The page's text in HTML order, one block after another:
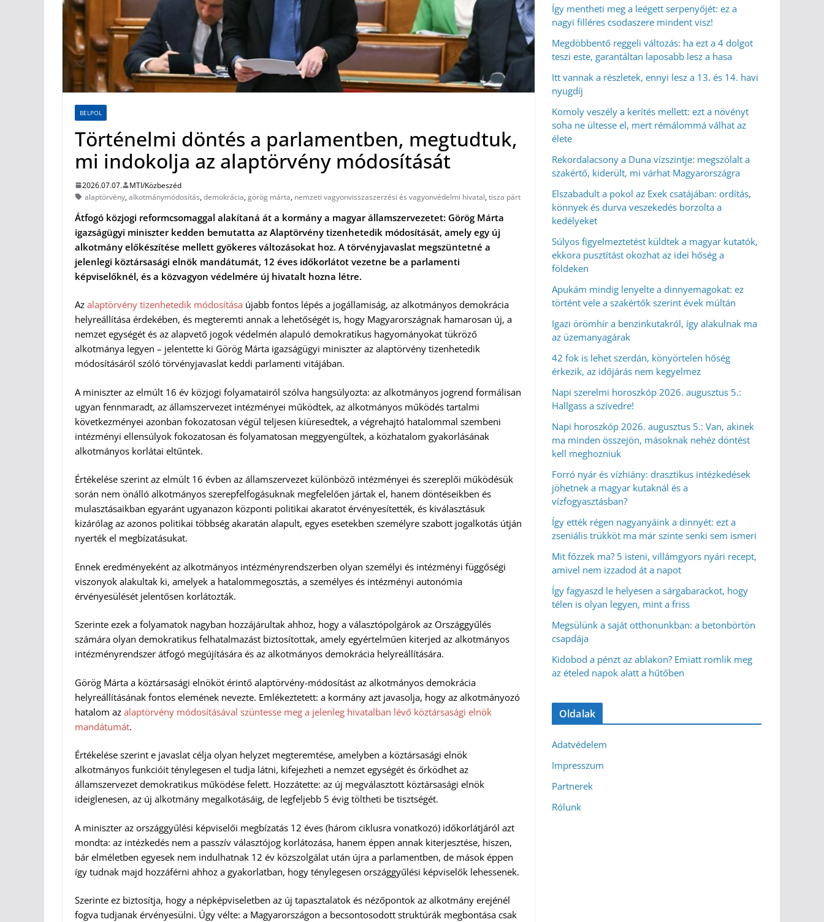
BELPOL
Történelmi döntés a parlamentben, megtudtuk,
mi indokolja az alaptörvény módosítását
2026.07.07.
MTI/Közbeszéd
alaptörvény,alkotmánymódosítás,demokrácia,görög márta, nemzeti vagyonvisszaszerzési és vagyonvédelmi hivatal,tisza párt
Átfogó közjogi reformcsomaggal alakítaná át a kormány a magyar államszervezetet: Görög Márta
igazságügyi miniszter kedden bemutatta az Alaptörvény tizenhetedik módosítását, amely egy új
alkotmány előkészítése mellett gyökeres változásokat hoz. A törvényjavaslat megszüntetné a
jelenlegi köztársasági elnök mandátumát, 12 éves időkorlátot vezetne be a parlamenti
képviselőknél, és a közvagyon védelmére új hivatalt hozna létre.
Az alaptörvény tizenhetedik módosítása újabb fontos lépés a jogállamiság, az alkotmányos demokrácia
helyreállítása érdekében, és megteremti annak a lehetőségét is, hogy Magyarországnak hamarosan új, a
nemzet egységét és az alapvető jogok védelmén alapuló demokratikus hagyományokat tükröző
alkotmánya legyen – jelentette ki Görög Márta igazságügyi miniszter az alaptörvény tizenhetedik
módosításáról szóló törvényjavaslat keddi parlamenti vitájában.
A miniszter az elmúlt 16 év közjogi folyamatairól szólva hangsúlyozta: az alkotmányos jogrend formálisan
ugyan fennmaradt, az államszervezet intézményei működtek, az alkotmányos működés tartalmi
következményei azonban fokozatosan végül teljesen kiüresedtek, a végrehajtó hatalommal szembeni
intézményi ellensúlyok fokozatosan és folyamatosan meggyengültek, a közhatalom gyakorlásának
alkotmányos korlátai eltűntek.
Értékelése szerint az elmúlt 16 évben az államszervezet különböző intézményei és szereplői működésük
során nem önálló alkotmányos szerepfelfogásuknak megfelelően jártak el, hanem döntéseikben és
mulasztásaikban egyaránt ugyanazon központi politikai akaratot érvényesítették, és kiválasztásuk
kizárólag az azonos politikai többség akaratán alapult, egyes esetekben személyre szabott jogalkotás útján
nyerték el megbízatásukat.
Ennek eredményeként az alkotmányos intézményrendszerben olyan személyi és intézményi függőségi
viszonyok alakultak ki, amelyek a hatalommegosztás, a személyes és intézményi autonómia
érvényesülését jelentősen korlátozták.
Szerinte ezek a folyamatok nagyban hozzájárultak ahhoz, hogy a választópolgárok az Országgyűlés
számára olyan demokratikus felhatalmazást biztosítottak, amely egyértelműen kiterjed az alkotmányos
intézményrendszer átfogó megújítására és az alkotmányos demokrácia helyreállítására.
Görög Márta a köztársasági elnököt érintő alaptörvény-módosítást az alkotmányos demokrácia
helyreállításának fontos elemének nevezte. Emlékeztetett: a kormány azt javasolja, hogy az alkotmányozó
hatalom az alaptörvény módosításával szüntesse meg a jelenleg hivatalban lévő köztársasági elnök
mandátumát.
Értékelése szerint e javaslat célja olyan helyzet megteremtése, amelyben a köztársasági elnök
alkotmányos funkcióit ténylegesen el tudja látni, kifejezheti a nemzet egységét és őrködhet az
államszervezet demokratikus működése felett. Hozzátette: az új megválasztott köztársasági elnök
ideiglenesen, az új alkotmány megalkotásáig, de legfeljebb 5 évig töltheti be tisztségét.
A miniszter az országgyűlési képviselői megbízatás 12 éves (három ciklusra vonatkozó) időkorlátjáról azt
mondta: az intézkedés nem a passzív választójog korlátozása, hanem éppen annak kiterjesztése, hiszen,
bár elméletben egyesek nem indulhatnak 12 év közszolgálat után újra a parlamentben, de mások éppen
így tudnak majd hozzáférni ahhoz a gyakorlatban, hogy ténylegesen országgyűlési képviselők lehessenek.
Szerinte ez biztosítja, hogy a népképviseletben az új tapasztalatok és nézőpontok az alkotmány erejénél
fogva tudjanak érvényesülni. Úgy vélte: a Magyarországon a becsontosodott struktúrák megbontása csak
Így mentheti meg a leégett serpenyőjét: ez a
nagyi filléres csodaszere mindent visz!
Megdöbbentő reggeli változás: ha ezt a 4 dolgot
teszi este, garantáltan laposabb lesz a hasa
Itt vannak a részletek, ennyi lesz a 13. és 14. havi
nyugdíj
Komoly veszély a kerítés mellett: ezt a növényt
soha ne ültesse el, mert rémálommá válhat az
élete
Rekordalacsony a Duna vízszintje: megszólalt a
szakértő, kiderült, mi várhat Magyarországra
Elszabadult a pokol az Exek csatájában: ordítás,
könnyek és durva veszekedés borzolta a
kedélyeket
Súlyos figyelmeztetést küldtek a magyar kutatók,
ekkora pusztítást okozhat az idei hőség a
földeken
Apukám mindig lenyelte a dinnyemagokat: ez
történt vele a szakértők szerint évek múltán
Igazi örömhír a benzinkutakról, így alakulnak ma
az üzemanyagárak
42 fok is lehet szerdán, könyörtelen hőség
érkezik, az időjárás nem kegyelmez
Napi szerelmi horoszkóp 2026. augusztus 5.:
Hallgass a szívedre!
Napi horoszkóp 2026. augusztus 5.: Van, akinek
ma minden összejön, másoknak nehéz döntést
kell meghozniuk
Forró nyár és vízhiány: drasztikus intézkedések
jöhetnek a magyar kutaknál és a
vízfogyasztásban?
Így ették régen nagyanyáink a dinnyét: ezt a
zseniális trükköt ma már szinte senki sem ismeri
Mit főzzek ma? 5 isteni, villámgyors nyári recept,
amivel nem izzadod át a napot
Így fagyaszd le helyesen a sárgabarackot, hogy
télen is olyan legyen, mint a friss
Megsülünk a saját otthonunkban: a betonbörtön
csapdája
Kidobod a pénzt az ablakon? Emiatt romlik meg
az ételed napok alatt a hűtőben
Oldalak
Adatvédelem
Impresszum
Partnerek
Rólunk